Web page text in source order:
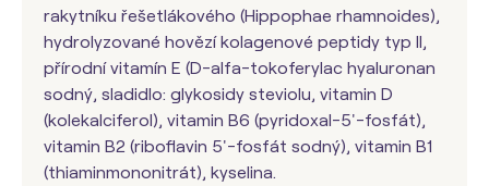
rakytníku řešetlákového (Hippophae rhamnoides),
hydrolyzované hovězí kolagenové peptidy typ II,
přírodní vitamín E (D-alfa-tokoferylac hyaluronan
sodný, sladidlo: glykosidy steviolu, vitamin D
(kolekalciferol), vitamin B6 (pyridoxal-5'-fosfát),
vitamin B2 (riboflavin 5'-fosfát sodný), vitamin B1
(thiaminmononitrát), kyselina.